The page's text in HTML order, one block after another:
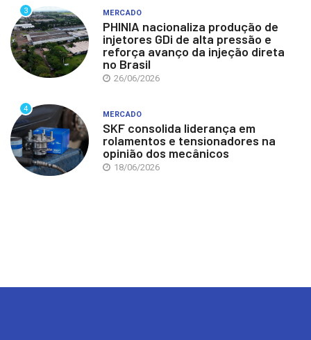
3 MERCADO
PHINIA nacionaliza produção de
injetores GDi de alta pressão e
reforça avanço da injeção direta
no Brasil
26/06/2026
4
MERCADO
SKF consolida liderança em
rolamentos e tensionadores na
opinião dos mecânicos
18/06/2026